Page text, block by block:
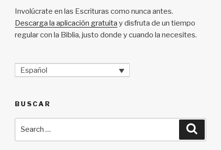
Involúcrate en las Escrituras como nunca antes.
Descarga la aplicación gratuita y disfruta de un tiempo
regular con la Biblia, justo donde y cuando la necesites.
Español
BUSCAR